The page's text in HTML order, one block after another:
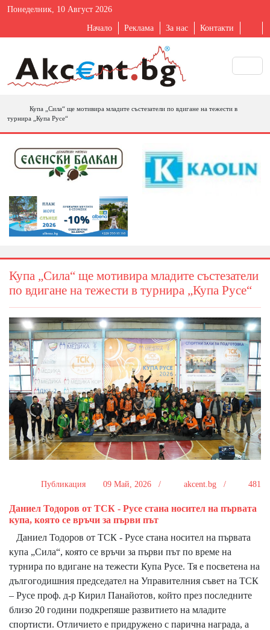
Понеделник, 10 Август 2026
Начало Реклама За нас Контакти
Купа „Сила“ ще мотивира младите състезатели по вдигане на тежести в
турнира „Купа Русе“
Купа „Сила“ ще мотивира младите състезатели
по вдигане на тежести в турнира „Купа Русе“
Публикация 09 Май, 2026 / akcent.bg / 481
Даниел Тодоров от ТСК - Русе стана носител на първата
купа, която се връчи за първи път
Даниел Тодоров от ТСК - Русе стана носител на първата
купа „Сила“, която се връчи за първи път по време на
турнира по вдигане на тежести Купа Русе. Тя е посветена на
дългогодишния председател на Управителния съвет на ТСК
– Русе проф. д-р Кирил Панайотов, който през последните
близо 20 години подкрепяше развитието на младите
спортисти. Отличието е придружено с парична награда, а